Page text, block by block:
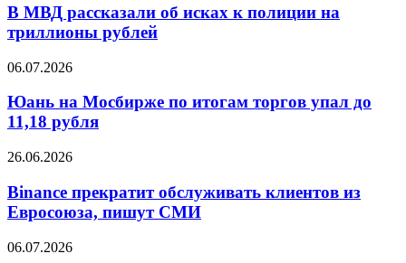
двух
процентов
рассказали
об
исках
полиции
триллионы
рублей
В МВД рассказали об исках к полиции на
триллионы рублей
Юань
Мосбирже
по
итогам
упал
11,18
рубля
06.07.2026
Юань на Мосбирже по итогам торгов упал до
11,18 рубля
Binance
обслуживать
клиентов
из
пишут
26.06.2026
Binance прекратит обслуживать клиентов из
Евросоюза, пишут СМИ
В
06.07.2026